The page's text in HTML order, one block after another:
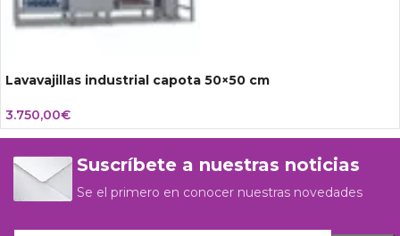
Lavavajillas industrial capota 50×50 cm
3.750,00€
Suscríbete a nuestras noticias
Se el primero en conocer nuestras novedades